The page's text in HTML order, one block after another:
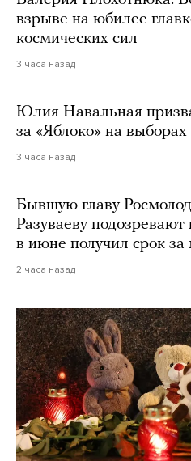
взрыве на юбилее
космических сил
3 часа назад
Юлия Навальная
за «Яблоко» на выборах
3 часа назад
Бывшую главу
Разуваеву подозревают
в июне получил срок
2 часа назад